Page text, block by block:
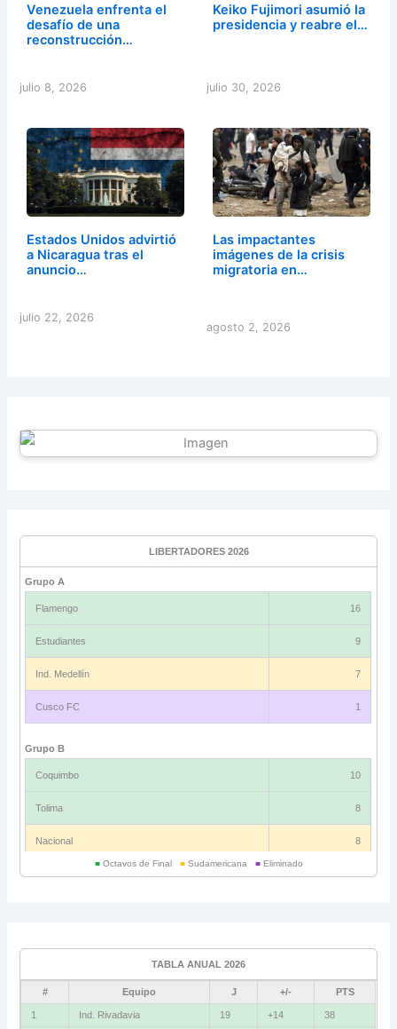
Venezuela enfrenta el
desafío de una
reconstrucción…
julio 8, 2026
Keiko Fujimori asumió la
presidencia y reabre el…
julio 30, 2026
Estados Unidos advirtió
a Nicaragua tras el
anuncio…
julio 22, 2026
Las impactantes
imágenes de la crisis
migratoria en…
agosto 2, 2026
LIBERTADORES 2026
Grupo A
Flamengo 16
Estudiantes 9
Ind. Medellín 7
Cusco FC 1
Grupo B
Coquimbo 10
Tolima 8
Nacional 8
Bolívar 5
■Octavos de Final ■Sudamericana ■Eliminado
TABLA ANUAL 2026
# Equipo J +/- PTS
1 Ind. Rivadavia 19 +14 38